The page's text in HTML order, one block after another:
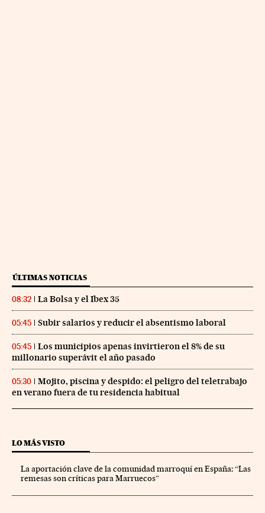
ÚLTIMAS NOTICIAS
08:32 La Bolsa y el Ibex 35
05:45 Subir salarios y reducir el absentismo laboral
05:45
Los municipios apenas invirtieron el 8% de su
millonario superávit el año pasado
05:30
Mojito, piscina y despido: el peligro del teletrabajo
en verano fuera de tu residencia habitual
LO MÁS VISTO
La aportación clave de la comunidad marroquí en España: “Las
remesas son críticas para Marruecos”